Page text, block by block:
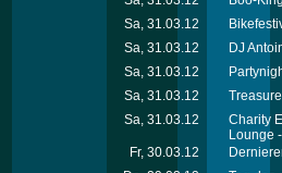
Sa, 31.03.12
Sa, 31.03.12
DJ
Sa, 31.03.12
Sa, 31.03.12
Sa, 31.03.12
Charity
Lounge
Fr, 30.03.12